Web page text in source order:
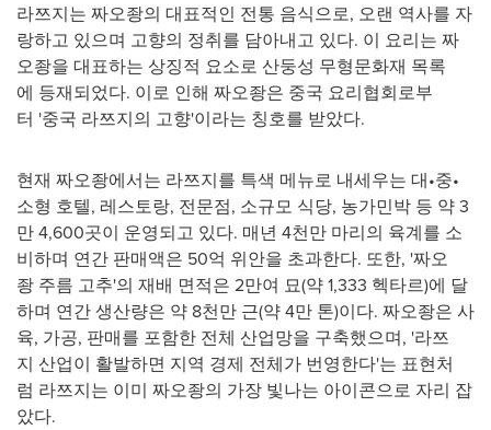
라쯔지는 짜오좡의 대표적인 전통 음식으로, 오랜 역사를 자
랑하고 있으며 고향의 정취를 담아내고 있다. 이 요리는 짜
오좡을 대표하는 상징적 요소로 산둥성 무형문화재 목록
에 등재되었다. 이로 인해 짜오좡은 중국 요리협회로부
터 '중국 라쯔지의 고향'이라는 칭호를 받았다.
현재 짜오좡에서는 라쯔지를 특색 메뉴로 내세우는 대•중•
소형 호텔, 레스토랑, 전문점, 소규모 식당, 농가민박 등 약 3
만 4,600곳이 운영되고 있다. 매년 4천만 마리의 육계를 소
비하며 연간 판매액은 50억 위안을 초과한다. 또한, '짜오
좡 주름 고추'의 재배 면적은 2만여 묘(약 1,333 헥타르)에 달
하며 연간 생산량은 약 8천만 근(약 4만 톤)이다. 짜오좡은 사
육, 가공, 판매를 포함한 전체 산업망을 구축했으며, '라쯔
지 산업이 활발하면 지역 경제 전체가 번영한다'는 표현처
럼 라쯔지는 이미 짜오좡의 가장 빛나는 아이콘으로 자리 잡
았다.